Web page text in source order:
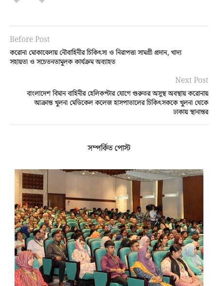
Before Post
করোনা মোকাবেলায় নৌবাহিনীর চিকিৎসা ও নিরাপত্তা সামগ্রী প্রদান, খাদ্য
সহায়তা ও সচেতনতামূলক কার্যক্রম অব্যাহত
Next Post
বাংলাদেশ বিমান বাহিনীর হেলিকপ্টার যোগে গুরুতর অসুস্থ অবস্থায় করোনায়
আক্রান্ত খুলনা মেডিকেল কলেজ হাসপাতালের চিকিৎসককে খুলনা থেকে
ঢাকায় স্থানান্তর
সম্পর্কিত পোস্ট